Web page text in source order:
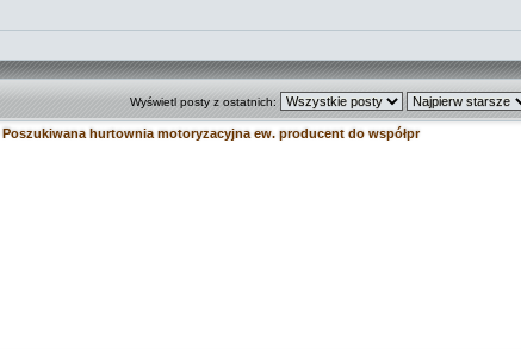
Wyświetl posty z ostatnich:
Poszukiwana hurtownia motoryzacyjna ew. producent do współpr